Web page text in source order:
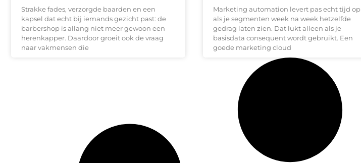
Strakke fades, verzorgde baarden en een
kapsel dat echt bij iemands gezicht past: de
barbershop is allang niet meer gewoon een
herenkapper. Daardoor groeit ook de vraag
naar vakmensen die
Marketing automation levert pas echt tijd op
als je segmenten week na week hetzelfde
gedrag laten zien. Dat lukt alleen als je
basisdata consequent wordt gebruikt. Een
goede marketing cloud